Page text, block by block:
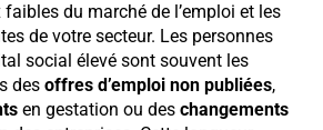
du marché de l’emploi et les
de votre secteur. Les personnes
social élevé sont souvent les
des offres d’emploi non publiées,
en gestation ou des changements